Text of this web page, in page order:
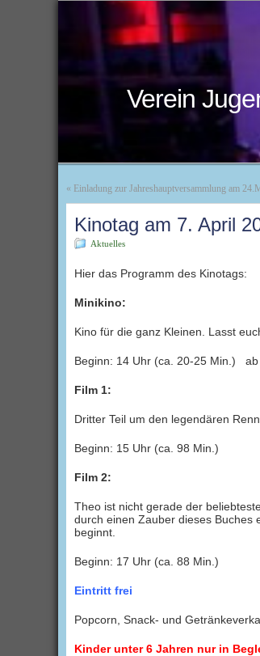
Verein
« Einladung zur Jahreshauptversammlung am
Kinotag am 7. April
Aktuelles
Hier das Programm des Kinotags:
Minikino:
Kino für die ganz Kleinen. Lasst
Beginn: 14 Uhr (ca. 20-25 Min.) ab
Film 1:
Dritter Teil um den legendären
Beginn: 15 Uhr (ca. 98 Min.)
Film 2:
Theo ist nicht gerade der
durch einen Zauber dieses Buches
beginnt.
Beginn: 17 Uhr (ca. 88 Min.)
Eintritt frei
Popcorn, Snack- und
Kinder unter 6 Jahren nur in